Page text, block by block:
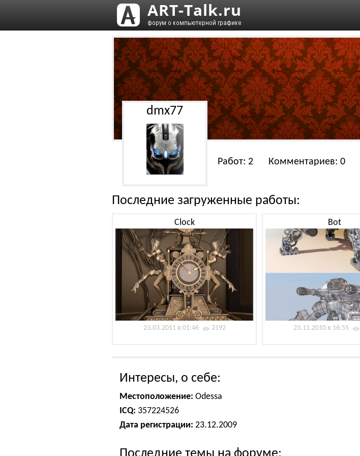
dmx77
Работ: 2 Комментариев: 0
Последние загруженные работы:
Clock
23.03.2011 в 01:46 2192
Bot
23.11.2010 в 16:55
Интересы, о себе:
Местоположение: Odessa
ICQ: 357224526
Дата регистрации: 23.12.2009